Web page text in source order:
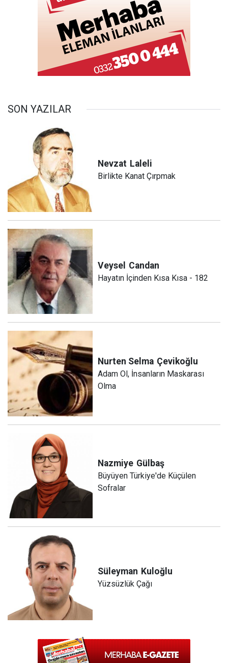
SON YAZILAR
Nevzat Laleli
Birlikte Kanat Çırpmak
Veysel Candan
Hayatın İçinden Kısa Kısa - 182
Nurten Selma Çevikoğlu
Adam Ol, İnsanların Maskarası
Olma
Nazmiye Gülbaş
Büyüyen Türkiye'de Küçülen
Sofralar
Süleyman Kuloğlu
Yüzsüzlük Çağı